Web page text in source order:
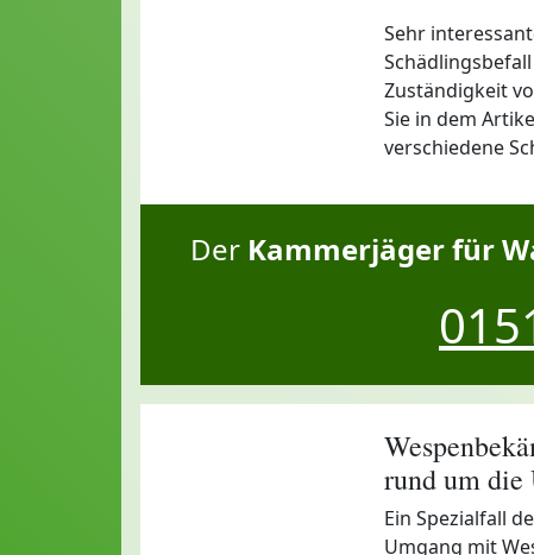
Sehr
Zuständigkeit
Sie in dem
verschiedene
Der Kammerjäger für
rund um die
Ein Spezialfall
Umgang mit